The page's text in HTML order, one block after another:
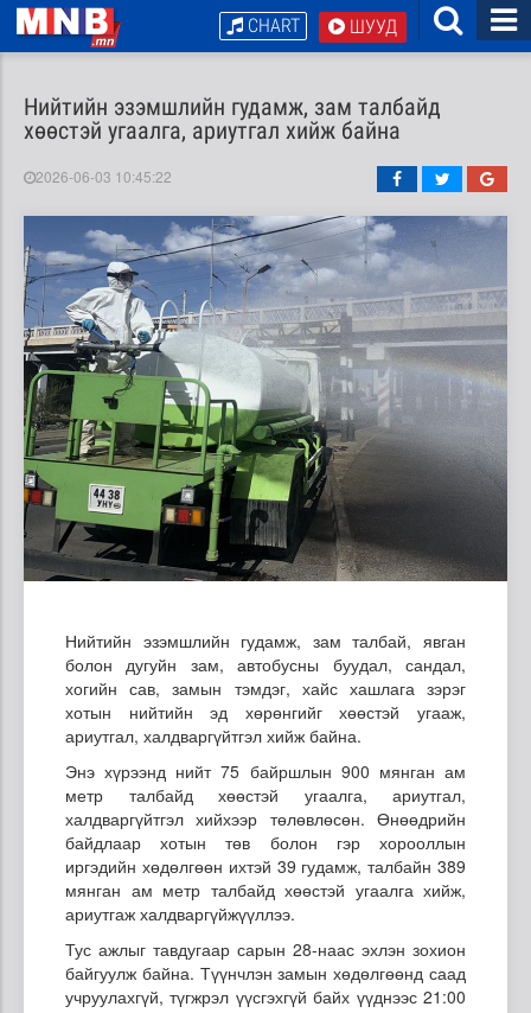
ШУУД
CHART
Нийтийн эзэмшлийн гудамж, зам талбайд
хөөстэй угаалга, ариутгал хийж байна
2026-06-03 10:45:22
Нийтийн эзэмшлийн гудамж, зам талбай, явган
болон дугуйн зам, автобусны буудал, сандал,
хогийн сав, замын тэмдэг, хайс хашлага зэрэг
хотын нийтийн эд хөрөнгийг хөөстэй угааж,
ариутгал, халдваргүйтгэл хийж байна.
Энэ хүрээнд нийт 75 байршлын 900 мянган ам
метр талбайд хөөстэй угаалга, ариутгал,
халдваргүйтгэл хийхээр төлөвлөсөн. Өнөөдрийн
байдлаар хотын төв болон гэр хорооллын
иргэдийн хөдөлгөөн ихтэй 39 гудамж, талбайн 389
мянган ам метр талбайд хөөстэй угаалга хийж,
ариутгаж халдваргүйжүүллээ.
Тус ажлыг тавдугаар сарын 28-наас эхлэн зохион
байгуулж байна. Түүнчлэн замын хөдөлгөөнд саад
учруулахгүй, түгжрэл үүсгэхгүй байх үүднээс 21:00